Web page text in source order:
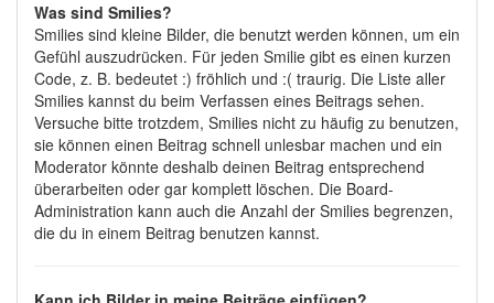
Was sind Smilies?
Smilies sind kleine Bilder, die benutzt werden können, um ein
Gefühl auszudrücken. Für jeden Smilie gibt es einen kurzen
Code, z. B. bedeutet :) fröhlich und :( traurig. Die Liste aller
Smilies kannst du beim Verfassen eines Beitrags sehen.
Versuche bitte trotzdem, Smilies nicht zu häufig zu benutzen,
sie können einen Beitrag schnell unlesbar machen und ein
Moderator könnte deshalb deinen Beitrag entsprechend
überarbeiten oder gar komplett löschen. Die Board-
Administration kann auch die Anzahl der Smilies begrenzen,
die du in einem Beitrag benutzen kannst.